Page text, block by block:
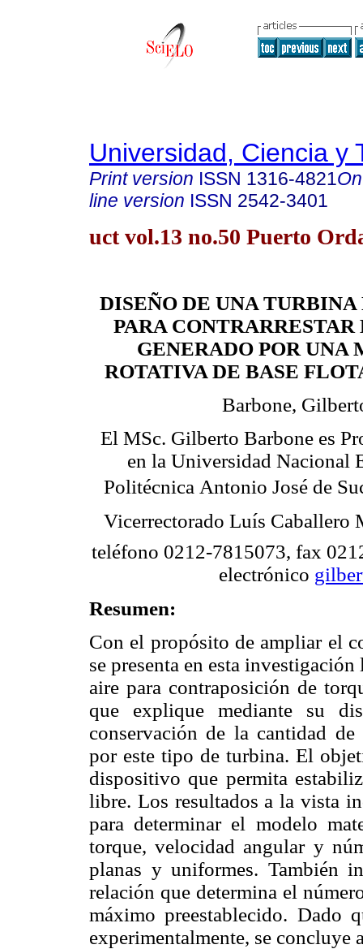
Universidad, Ciencia y
Print version ISSN 1316-4821
line version ISSN 2542-3401
uct vol.13 no.50 Puerto
DISEÑO DE UNA TURBINA
PARA CONTRARRESTAR
GENERADO POR UNA
ROTATIVA DE BASE
Barbone,
El MSc. Gilberto Barbone es
en la Universidad Nacional
Politécnica Antonio José de
Vicerrectorado Luís Caballero
teléfono 0212-7815073, fax
electrónico
Resumen:
Con el propósito de ampliar el
se presenta en esta
aire para contraposición de
que explique mediante su
conservación de la cantidad
por este tipo de turbina. El
dispositivo que permita
libre. Los resultados a la vista
para determinar el modelo
torque, velocidad angular y
planas y uniformes. También
relación que determina el
máximo preestablecido. Dado
experimentalmente, se